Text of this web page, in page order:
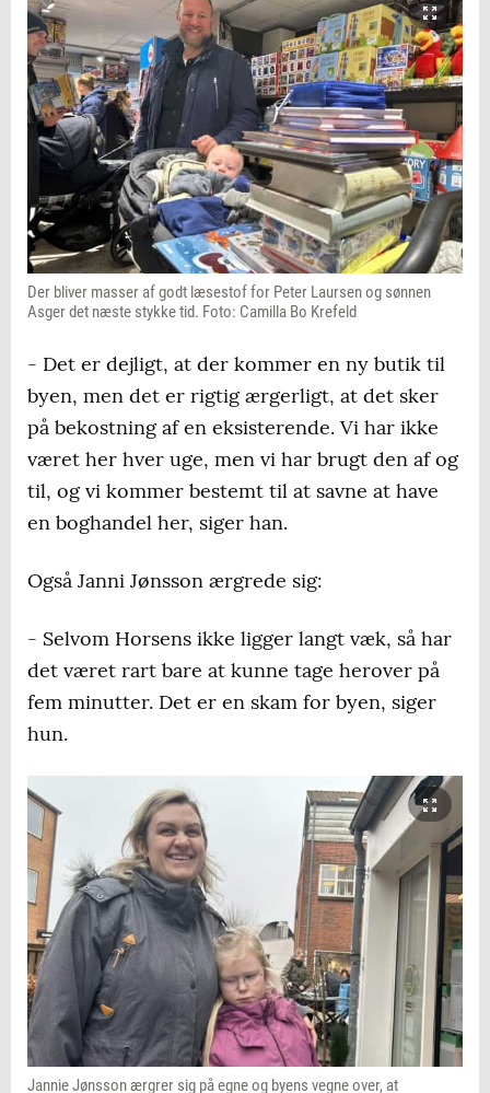
Der bliver masser af godt læsestof for Peter Laursen og sønnen
Asger det næste stykke tid. Foto: Camilla Bo Krefeld
- Det er dejligt, at der kommer en ny butik til
byen, men det er rigtig ærgerligt, at det sker
på bekostning af en eksisterende. Vi har ikke
været her hver uge, men vi har brugt den af og
til, og vi kommer bestemt til at savne at have
en boghandel her, siger han.
Også Janni Jønsson ærgrede sig:
- Selvom Horsens ikke ligger langt væk, så har
det været rart bare at kunne tage herover på
fem minutter. Det er en skam for byen, siger
hun.
Jannie Jønsson ærgrer sig på egne og byens vegne over, at